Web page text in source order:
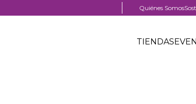
Menú
Quiénes Somos
Header
Menú
TIENDAS